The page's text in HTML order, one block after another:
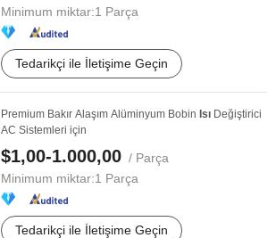
Minimum miktar:1 Parça
Tedarikçi ile İletişime Geçin
Premium Bakır Alaşım Alüminyum Bobin Isı Değiştirici
AC Sistemleri için
$1,00-1.000,00 / Parça
Minimum miktar:1 Parça
Tedarikçi ile İletişime Geçin